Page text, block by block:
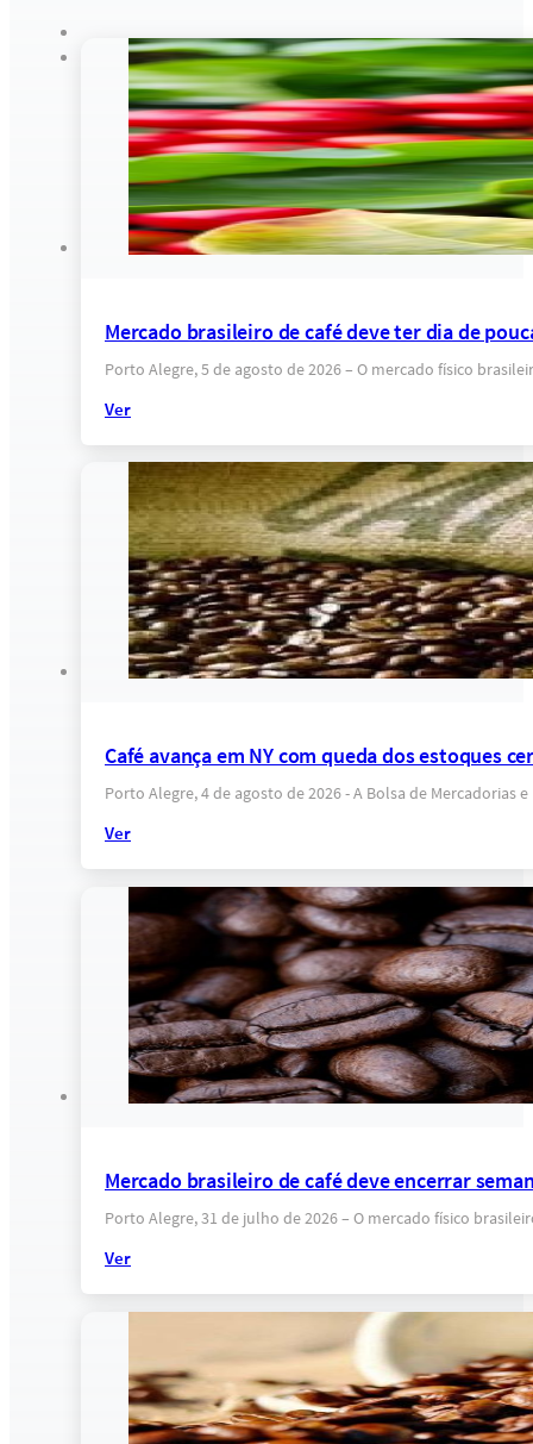
Mercado brasileiro de café deve ter dia de
Porto Alegre, 5 de agosto de 2026 – O mercado físico
Ver
Café avança em NY com queda dos estoques
Porto Alegre, 4 de agosto de 2026 - A Bolsa de Mercadorias
Ver
Mercado brasileiro de café deve encerrar
Porto Alegre, 31 de julho de 2026 – O mercado físico
Ver